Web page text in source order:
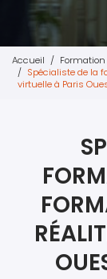
Accueil
Formation
Spécialiste de la
virtuelle à Paris